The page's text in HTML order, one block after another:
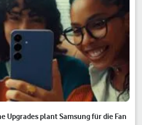
Upgrades plant Samsung für die Fan